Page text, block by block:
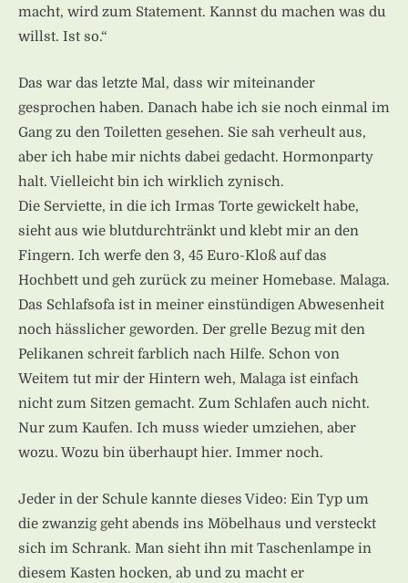
macht, wird zum Statement. Kannst du machen was du
willst. Ist so.“
Das war das letzte Mal, dass wir miteinander
gesprochen haben. Danach habe ich sie noch einmal im
Gang zu den Toiletten gesehen. Sie sah verheult aus,
aber ich habe mir nichts dabei gedacht. Hormonparty
halt. Vielleicht bin ich wirklich zynisch.
Die Serviette, in die ich Irmas Torte gewickelt habe,
sieht aus wie blutdurchtränkt und klebt mir an den
Fingern. Ich werfe den 3, 45 Euro-Kloß auf das
Hochbett und geh zurück zu meiner Homebase. Malaga.
Das Schlafsofa ist in meiner einstündigen Abwesenheit
noch hässlicher geworden. Der grelle Bezug mit den
Pelikanen schreit farblich nach Hilfe. Schon von
Weitem tut mir der Hintern weh, Malaga ist einfach
nicht zum Sitzen gemacht. Zum Schlafen auch nicht.
Nur zum Kaufen. Ich muss wieder umziehen, aber
wozu. Wozu bin überhaupt hier. Immer noch.
Jeder in der Schule kannte dieses Video: Ein Typ um
die zwanzig geht abends ins Möbelhaus und versteckt
sich im Schrank. Man sieht ihn mit Taschenlampe in
diesem Kasten hocken, ab und zu macht er